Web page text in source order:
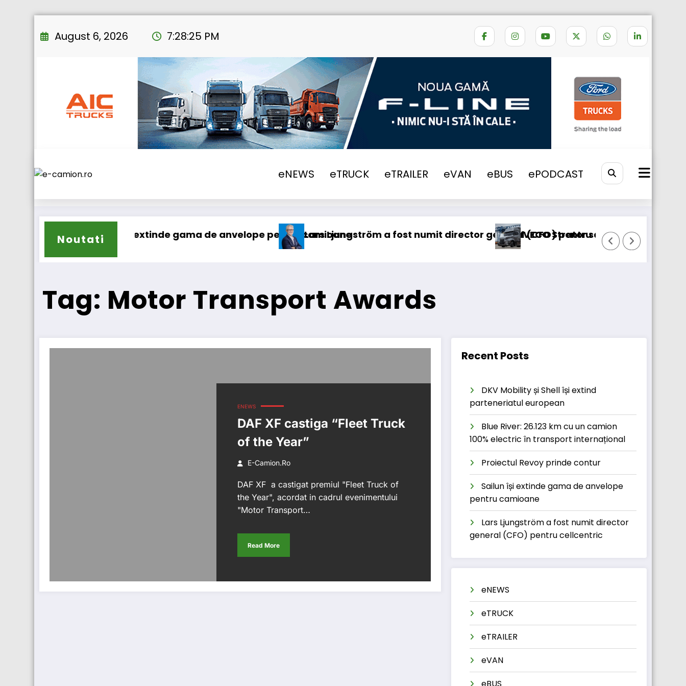
to
August 6, 2026 7:28:26 PM
eNEWS eTRUCK eTRAILER eVAN eBUS ePODCAST
Motor Transport Awards
Noutati
Sailun își extinde gama de anvelope pentru camioaneLars Ljungström a fost numit director general (CFO) pentru cellcentric
IVECO Strator se întoarce
Tag: Motor Transport Awards
ENEWS
DAF XF castiga “Fleet Truck
of the Year”
E-Camion.ro
DAF XF a castigat premiul "Fleet Truck of
the Year", acordat in cadrul evenimentului
"Motor Transport…
Read More
Recent Posts
DKV Mobility și Shell își extind
parteneriatul european
Blue River: 26.123 km cu un camion
100% electric în transport internațional
Proiectul Revoy prinde contur
Sailun își extinde gama de anvelope
pentru camioane
Lars Ljungström a fost numit director
general (CFO) pentru cellcentric
eNEWS
eTRUCK
eTRAILER
eVAN
eBUS